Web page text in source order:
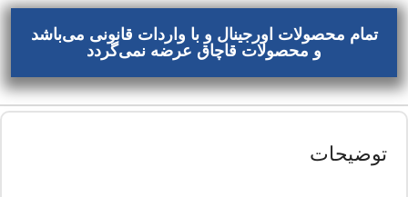
تمام محصولات اورجینال و با واردات قانونی می‌باشد
و محصولات قاچاق عرضه نمی‌گردد
توضیحات